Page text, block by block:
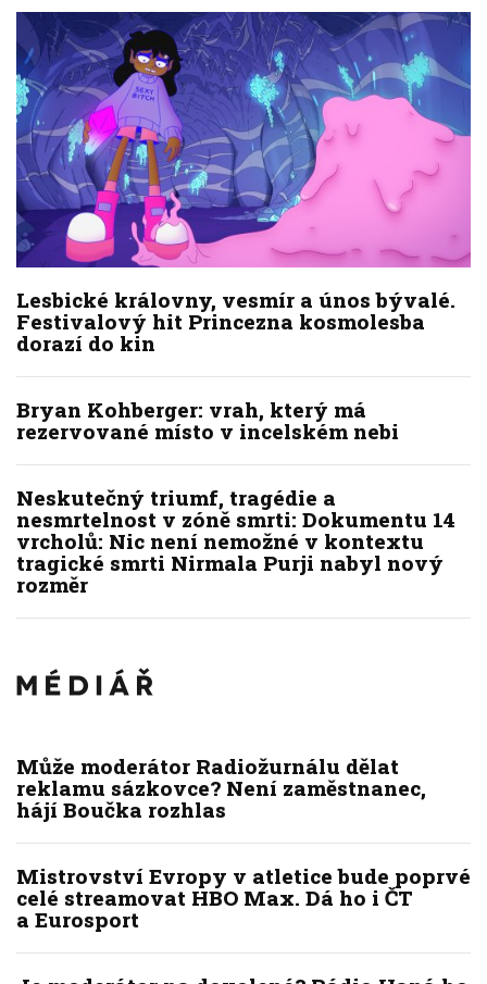
Lesbické královny, vesmír a únos bývalé.
Festivalový hit Princezna kosmolesba
dorazí do kin
Bryan Kohberger: vrah, který má
rezervované místo v incelském nebi
Neskutečný triumf, tragédie a
nesmrtelnost v zóně smrti: Dokumentu 14
vrcholů: Nic není nemožné v kontextu
tragické smrti Nirmala Purji nabyl nový
rozměr
Může moderátor Radiožurnálu dělat
reklamu sázkovce? Není zaměstnanec,
hájí Boučka rozhlas
Mistrovství Evropy v atletice bude poprvé
celé streamovat HBO Max. Dá ho i ČT
a Eurosport